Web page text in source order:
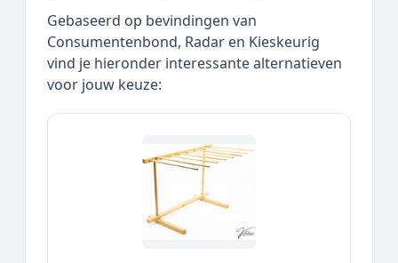
Gebaseerd op bevindingen van
Consumentenbond, Radar en Kieskeurig
vind je hieronder interessante alternatieven
voor jouw keuze: